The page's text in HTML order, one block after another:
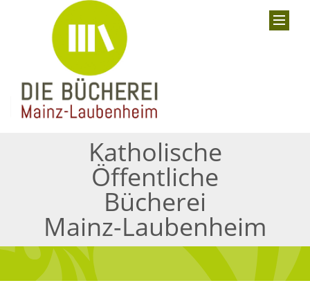
Katholische
Öffentliche
Bücherei
Mainz-Laubenheim